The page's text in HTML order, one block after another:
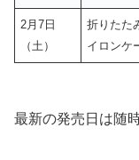
2月7日
（土）
折りたた
イロンケ
最新の発売日は随